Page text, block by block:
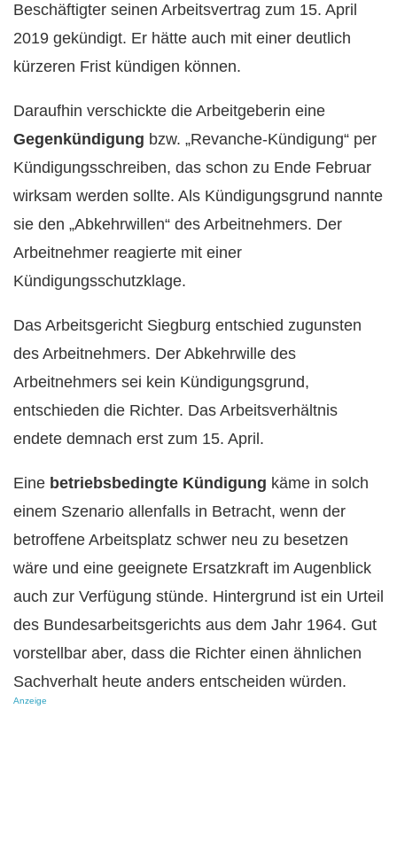
Beschäftigter seinen Arbeitsvertrag zum 15. April
2019 gekündigt. Er hätte auch mit einer deutlich
kürzeren Frist kündigen können.
Daraufhin verschickte die Arbeitgeberin eine
Gegenkündigung bzw. „Revanche-Kündigung“ per
Kündigungsschreiben, das schon zu Ende Februar
wirksam werden sollte. Als Kündigungsgrund nannte
sie den „Abkehrwillen“ des Arbeitnehmers. Der
Arbeitnehmer reagierte mit einer
Kündigungsschutzklage.
Das Arbeitsgericht Siegburg entschied zugunsten
des Arbeitnehmers. Der Abkehrwille des
Arbeitnehmers sei kein Kündigungsgrund,
entschieden die Richter. Das Arbeitsverhältnis
endete demnach erst zum 15. April.
Eine betriebsbedingte Kündigung käme in solch
einem Szenario allenfalls in Betracht, wenn der
betroffene Arbeitsplatz schwer neu zu besetzen
wäre und eine geeignete Ersatzkraft im Augenblick
auch zur Verfügung stünde. Hintergrund ist ein Urteil
des Bundesarbeitsgerichts aus dem Jahr 1964. Gut
vorstellbar aber, dass die Richter einen ähnlichen
Sachverhalt heute anders entscheiden würden.
Anzeige